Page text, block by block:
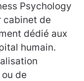
Psychology
cabinet de
dédié aux
humain.
de